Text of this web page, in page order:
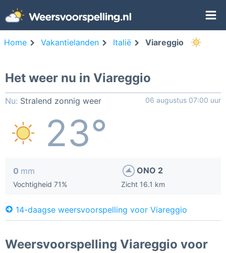
Home Vakantielanden Italië Viareggio
Het weer nu in Viareggio
Nu: Stralend zonnig weer 06 augustus 07:00 uur
23°
0 mm
Vochtigheid 71%
ONO 2
Zicht 16.1 km
14-daagse weersvoorspelling voor Viareggio
Weersvoorspelling Viareggio voor